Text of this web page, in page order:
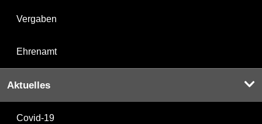
Vergaben
Ehrenamt
Aktuelles
Covid-19